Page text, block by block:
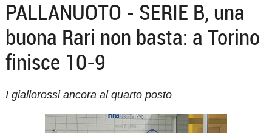
PALLANUOTO - SERIE B, una
buona Rari non basta: a Torino
finisce 10-9
I giallorossi ancora al quarto posto